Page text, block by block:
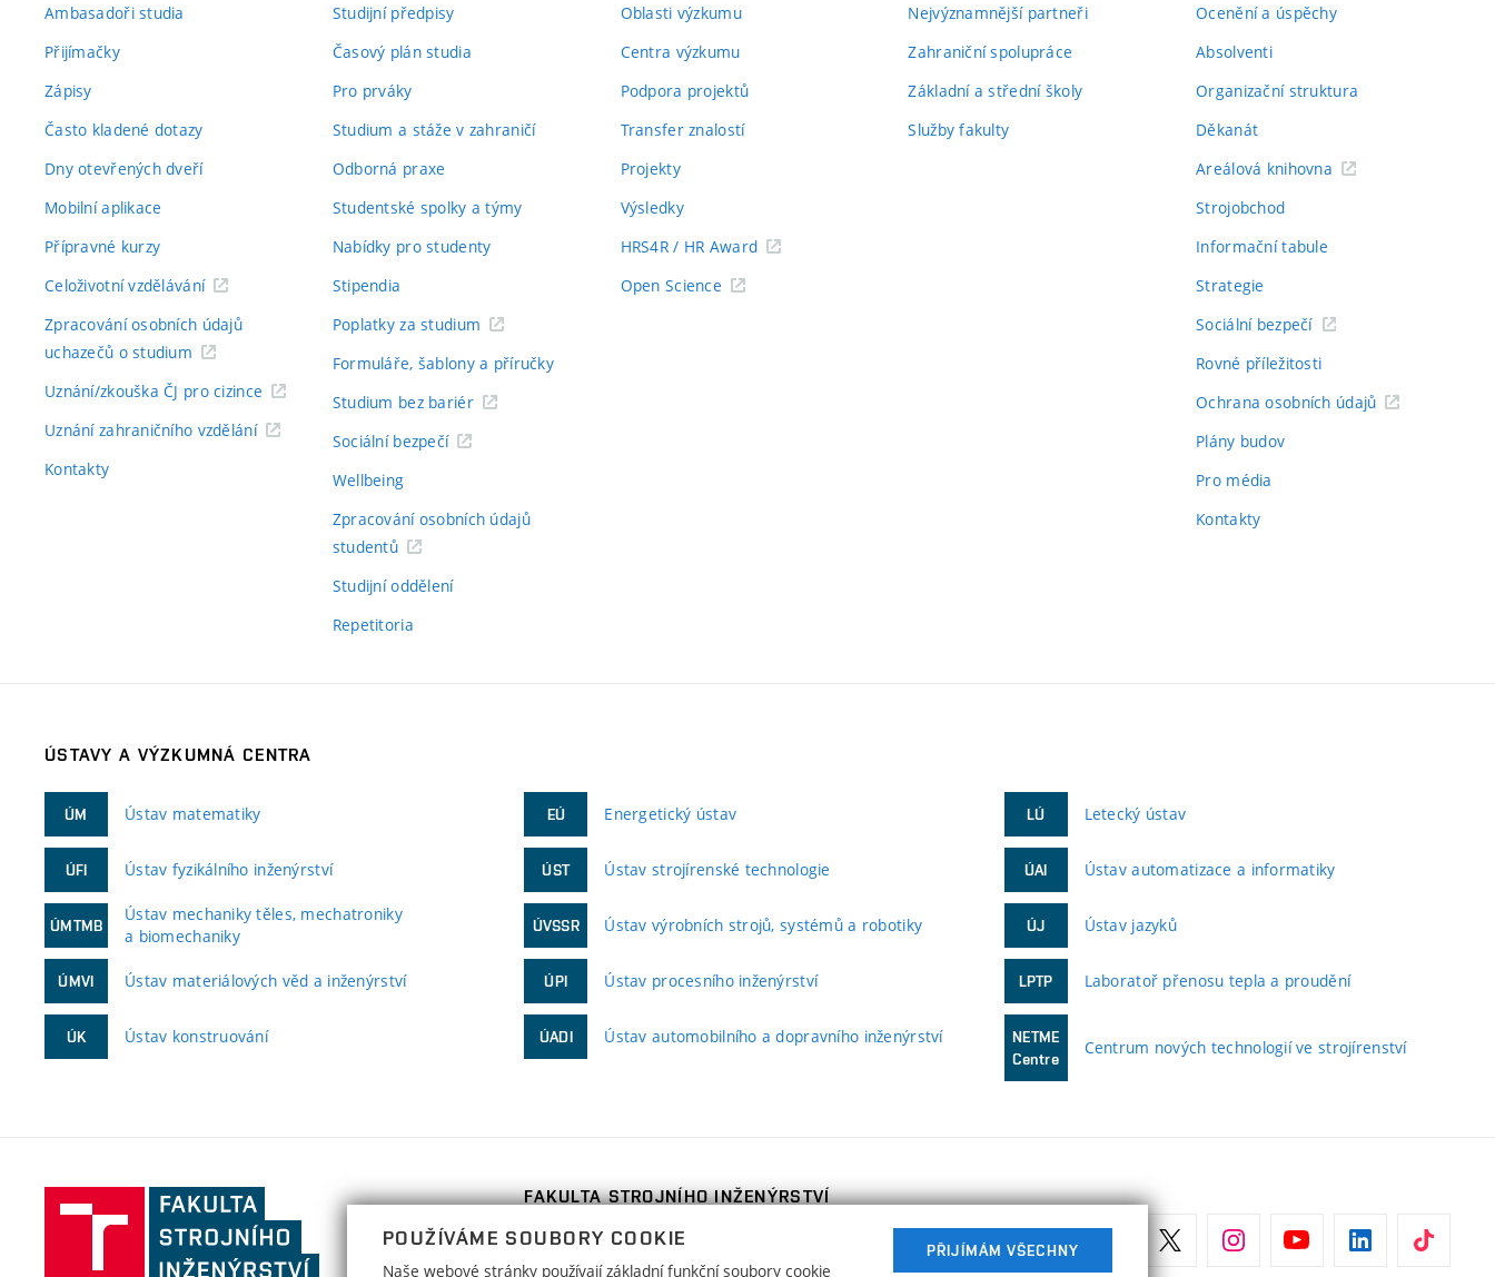
Ambasadoři studia
Přijímačky
Zápisy
Často kladené dotazy
Dny otevřených dveří
Mobilní aplikace
Přípravné kurzy
Celoživotní vzdělávání
Zpracování osobních údajů
uchazečů o studium
Uznání/zkouška ČJ pro cizince
Uznání zahraničního vzdělání
Kontakty
Studijní předpisy
Časový plán studia
Pro prváky
Studium a stáže v zahraničí
Odborná praxe
Studentské spolky a týmy
Nabídky pro studenty
Stipendia
Poplatky za studium
Formuláře, šablony a příručky
Studium bez bariér
Sociální bezpečí
Wellbeing
Zpracování osobních údajů
studentů
Studijní oddělení
Repetitoria
Oblasti výzkumu
Centra výzkumu
Podpora projektů
Transfer znalostí
Projekty
Výsledky
HRS4R / HR Award
Open Science
Nejvýznamnější partneři
Zahraniční spolupráce
Základní a střední školy
Služby fakulty
Ocenění a úspěchy
Absolventi
Organizační struktura
Děkanát
Areálová knihovna
Strojobchod
Informační tabule
Strategie
Sociální bezpečí
Rovné příležitosti
Ochrana osobních údajů
Plány budov
Pro média
Kontakty
ÚSTAVY A VÝZKUMNÁ CENTRA
ÚM Ústav matematiky
ÚFI Ústav fyzikálního inženýrství
ÚMTMB
Ústav mechaniky těles, mechatroniky
a biomechaniky
ÚMVI Ústav materiálových věd a inženýrství
ÚK Ústav konstruování
EÚ Energetický ústav
ÚST Ústav strojírenské technologie
ÚVSSR Ústav výrobních strojů, systémů a robotiky
ÚPI Ústav procesního inženýrství
ÚADI Ústav automobilního a dopravního inženýrství
LÚ Letecký ústav
ÚAI Ústav automatizace a informatiky
ÚJ Ústav jazyků
LPTP Laboratoř přenosu tepla a proudění
NETME
Centre
Centrum nových technologií ve strojírenství
Fakulta
inženýrství,
FAKULTA STROJNÍHO INŽENÝRSTVÍ
Technická 2896/2
POUŽÍVÁME SOUBORY COOKIE
Naše webové stránky používají základní funkční soubory cookie
PŘIJÍMÁM VŠECHNY